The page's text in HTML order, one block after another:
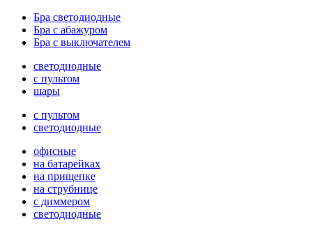
Бра светодиодные
Бра с абажуром
Бра с выключателем
светодиодные
с пультом
шары
с пультом
светодиодные
офисные
на батарейках
на прищепке
на струбнице
с диммером
светодиодные